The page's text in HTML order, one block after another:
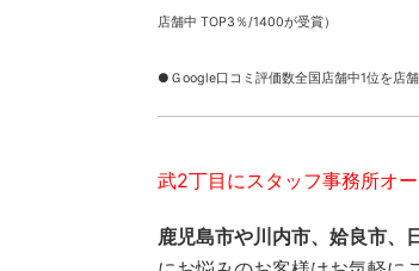
店舗中 TOP3％/1400が受賞）
●Ｇoogle口コミ評価数全国店舗中1位を店舗
武2丁目にスタッフ事務所オー
鹿児島市や川内市、姶良市、